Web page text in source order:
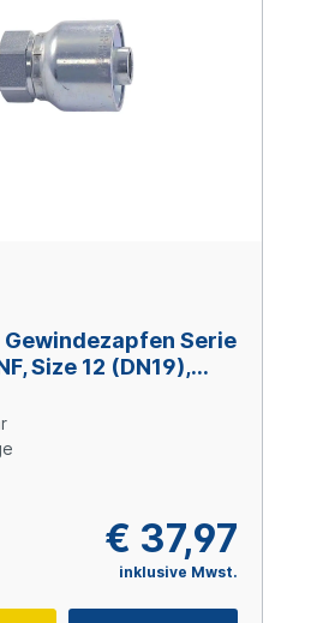
Gewindezapfen Serie
Size 12 (DN19),
€ 37,97
inklusive Mwst.